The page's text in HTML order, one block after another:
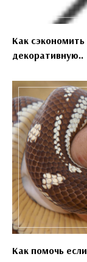
Как
декоративную..
Как помочь